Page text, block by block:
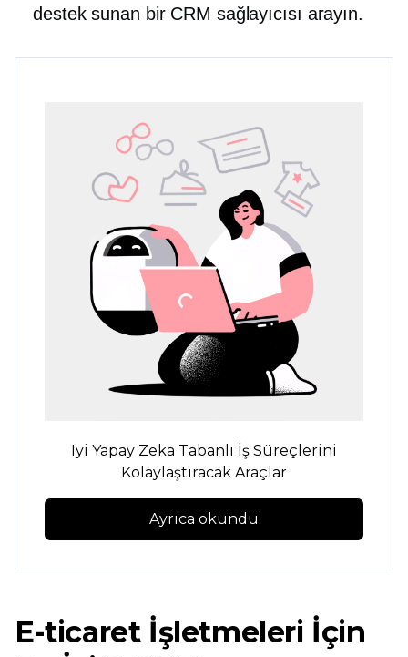
destek sunan bir CRM sağlayıcısı arayın.
Iyi Yapay Zeka Tabanlı İş Süreçlerini
Kolaylaştıracak Araçlar
Ayrıca okundu
E-ticaret İşletmeleri İçin